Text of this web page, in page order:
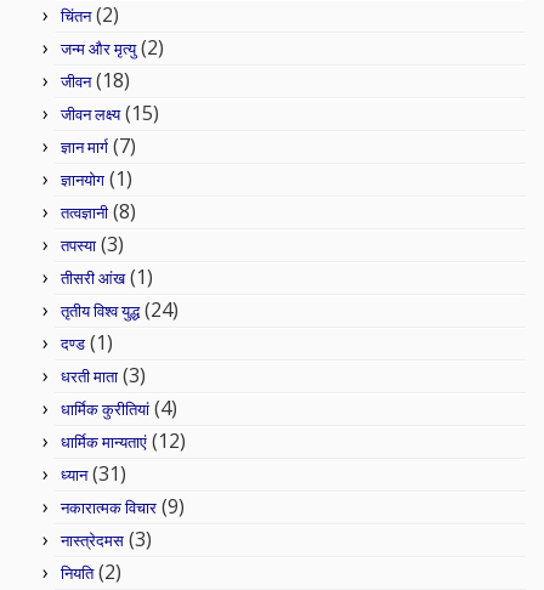
चिंतन(2)
जन्म और मृत्यु(2)
जीवन(18)
जीवन लक्ष्य(15)
ज्ञान मार्ग (7)
ज्ञानयोग (1)
तत्वज्ञानी (8)
तपस्या (3)
तीसरी आंख(1)
तृतीय विश्व युद्ध(24)
दण्ड (1)
धरती माता (3)
धार्मिक कुरीतियां (4)
धार्मिक मान्यताएं (12)
ध्यान(31)
नकारात्मक विचार (9)
नास्त्रेदमस (3)
नियति(2)